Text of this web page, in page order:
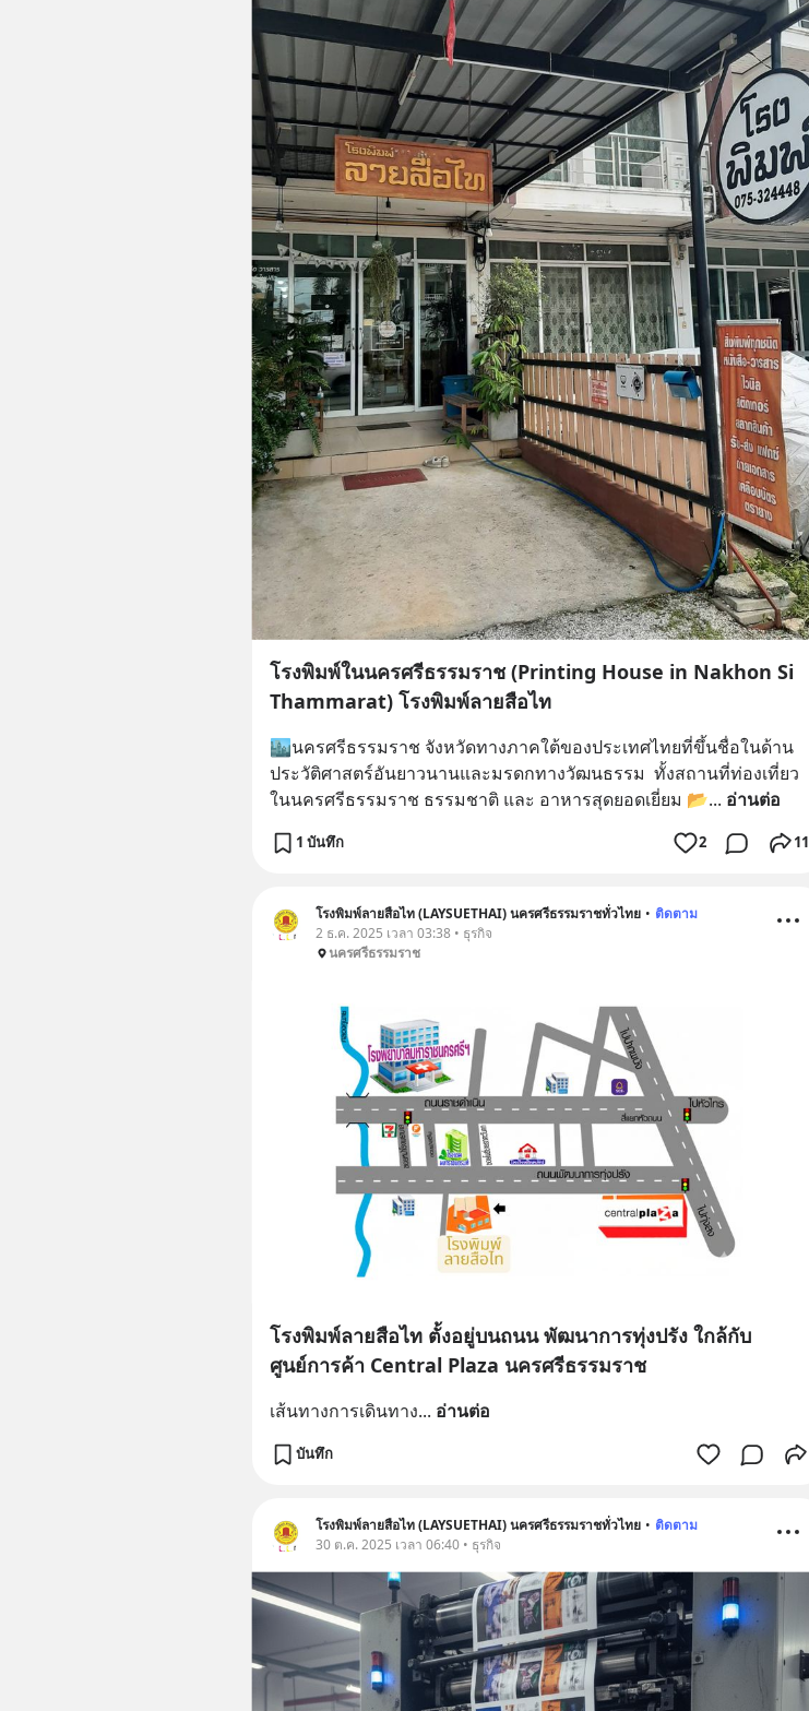
โรงพิมพ์ในนครศรีธรรมราช (Printing House in Nakhon Si
Thammarat) โรงพิมพ์ลายสือไท
🏙นครศรีธรรมราช จังหวัดทางภาคใต้ของประเทศไทยที่ขึ้นชื่อในด้าน
ประวัติศาสตร์อันยาวนานและมรดกทางวัฒนธรรม  ทั้งสถานที่ท่องเที่ยว
ในนครศรีธรรมราช ธรรมชาติ และ อาหารสุดยอดเยี่ยม 📂... อ่านต่อ
1 บันทึก 2 11
โรงพิมพ์ลายสือไท (LAYSUETHAI) นครศรีธรรมราชทั่วไทย • ติดตาม
2 ธ.ค. 2025 เวลา 03:38 • ธุรกิจ
นครศรีธรรมราช
โรงพิมพ์ลายสือไท ตั้งอยู่บนถนน พัฒนาการทุ่งปรัง ใกล้กับ
ศูนย์การค้า Central Plaza นครศรีธรรมราช
เส้นทางการเดินทาง... อ่านต่อ
บันทึก
โรงพิมพ์ลายสือไท (LAYSUETHAI) นครศรีธรรมราชทั่วไทย • ติดตาม
30 ต.ค. 2025 เวลา 06:40 • ธุรกิจ